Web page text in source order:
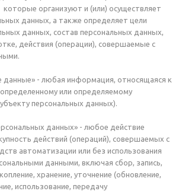
организуют и (или) осуществляет
данных, а также определяет цели
данных, состав персональных данных,
действия (операции), совершаемые с
данные» - любая информация, относящаяся к
или определяемому
персональных данных).
данных» - любое действие
действий (операций), совершаемых с
автоматизации или без использования
данными, включая сбор, запись,
хранение, уточнение (обновление,
использование, передачу